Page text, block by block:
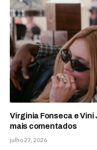
Virginia Fonseca e
mais comentados
julho 27, 2026